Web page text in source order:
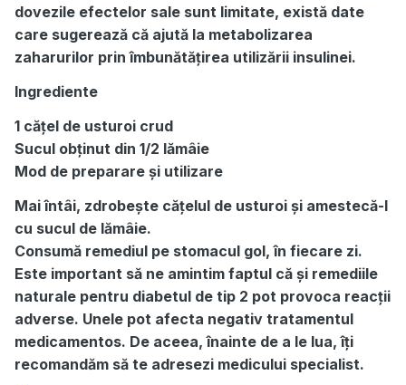
dovezile efectelor sale sunt limitate, există date
care sugerează că ajută la metabolizarea
zaharurilor prin îmbunătățirea utilizării insulinei.
Ingrediente
1 cățel de usturoi crud
Sucul obținut din 1/2 lămâie
Mod de preparare și utilizare
Mai întâi, zdrobește cățelul de usturoi și amestecă-l
cu sucul de lămâie.
Consumă remediul pe stomacul gol, în fiecare zi.
Este important să ne amintim faptul că și remediile
naturale pentru diabetul de tip 2 pot provoca reacții
adverse. Unele pot afecta negativ tratamentul
medicamentos. De aceea, înainte de a le lua, îți
recomandăm să te adresezi medicului specialist.